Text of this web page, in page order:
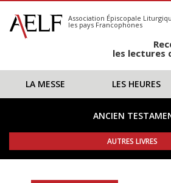
S'abonner
Calendrier
Association Épiscopale
les pays Francophones
les lectures
LA MESSE LES HEURES
ANCIEN
AUTRES LIVRES